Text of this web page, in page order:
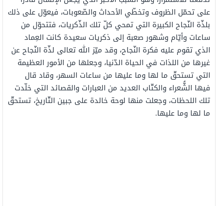
على تحمّل الظروف وتخطّي الأحداث والصّعوبات، فيعوّل على ذلك
بلذّة النّجاح الكبيرة التي تمحي كلّ تلك الذّكريات، فتتحوّل من
ساعات وأيّام وشهور صعبة إلى ذكريات سعيدة كانت العِماد
الذي تقوم عليه فكرة النّجاح، وقد ميّز الله تعالى لذّة النّجاح عن
غيرها من اللذات في الحياة الدّنيا، وجعلها من الأمور العظيمة
التي تستحقّ ما لها وما عليها من ساعات السهر، وقاد قال
فيها الشُّعراء والكتّاب العديد من العبارات والقصائد التي خلّدت
تلك اللحظات، وجعلت منها لوحة خالدة على جبين التّاريخ، تستحقّ
ما لها وما عليها.